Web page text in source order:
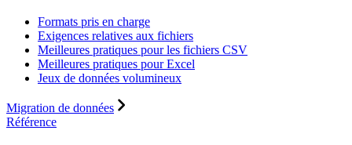
Formats pris en charge
Exigences relatives aux fichiers
Meilleures pratiques pour les fichiers CSV
Meilleures pratiques pour Excel
Jeux de données volumineux
Migration de données
Référence